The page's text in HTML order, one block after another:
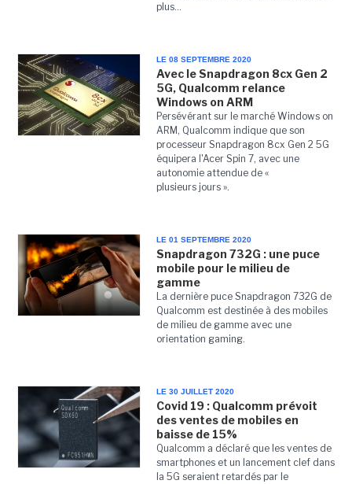
plus...
LE 08 SEPTEMBRE 2020
Avec le Snapdragon 8cx Gen 2
5G, Qualcomm relance
Windows on ARM
Persévérant sur le marché Windows on
ARM, Qualcomm indique que son
processeur Snapdragon 8cx Gen 2 5G
équipera l'Acer Spin 7, avec une
autonomie attendue de «
plusieurs jours ».
LE 01 SEPTEMBRE 2020
Snapdragon 732G : une puce
mobile pour le milieu de
gamme
La dernière puce Snapdragon 732G de
Qualcomm est destinée à des mobiles
de milieu de gamme avec une
orientation gaming.
LE 30 JUILLET 2020
Covid 19 : Qualcomm prévoit
des ventes de mobiles en
baisse de 15%
Qualcomm a déclaré que les ventes de
smartphones et un lancement clef dans
la 5G seraient retardés par le